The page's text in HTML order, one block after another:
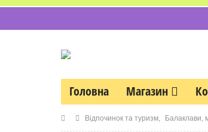
Головна Магазин
Відпочинок та туризм, Балаклави,